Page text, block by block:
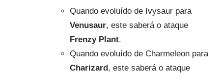
Quando evoluído de Ivysaur para
Venusaur, este saberá o ataque
Frenzy Plant.
Quando evoluído de Charmeleon para
Charizard, este saberá o ataque